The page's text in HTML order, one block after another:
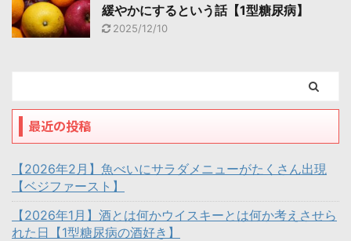
緩やかにするという話【1型糖尿病】
2025/12/10
最近の投稿
【2026年2月】魚べいにサラダメニューがたくさん出現
【ベジファースト】
【2026年1月】酒とは何かウイスキーとは何か考えさせら
れた日【1型糖尿病の酒好き】